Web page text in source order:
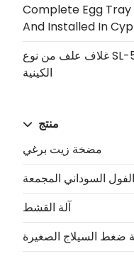
Complete Egg
And Installed In
غلاف علف من نوع SL-55-52 لفة علف للمزرعة الألبان
الكينية
منتج
مضخة زيت برغي
السوداني المجمعة
آلة القشط
ضغط السيلاج الصغيرة